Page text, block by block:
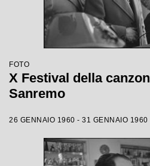
FOTO
X Festival della
Sanremo
26 GENNAIO 1960 - 31 GENNAIO 1960